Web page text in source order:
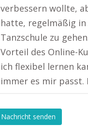
verbessern wollte,
hatte, regelmäßig in
Tanzschule zu
Vorteil des Online-
ich flexibel lernen
immer es mir passt.
Nachricht senden